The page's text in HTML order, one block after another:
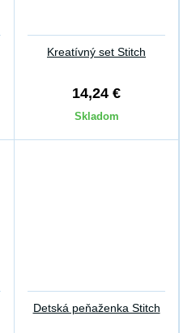
Kreatívný set Stitch
14,24 €
Skladom
Detská peňaženka Stitch